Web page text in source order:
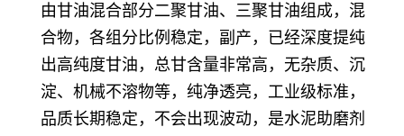
由甘油混合部分二聚甘油、三聚甘油组成，混
合物，各组分比例稳定，副产，已经深度提纯
出高纯度甘油，总甘含量非常高，无杂质、沉
淀、机械不溶物等，纯净透亮，工业级标准，
品质长期稳定，不会出现波动，是水泥助磨剂